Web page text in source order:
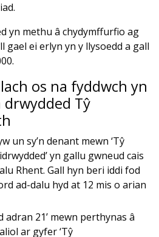
yn methu â chydymffurfio ag
gael ei erlyn yn y llysoedd a gall
os na fyddwch yn
drwydded Tŷ
un sy’n denant mewn ‘Tŷ
yn gallu gwneud cais
Rhent. Gall hyn beri iddi fod
ad-dalu hyd at 12 mis o arian
adran 21’ mewn perthynas â
ar gyfer ‘Tŷ